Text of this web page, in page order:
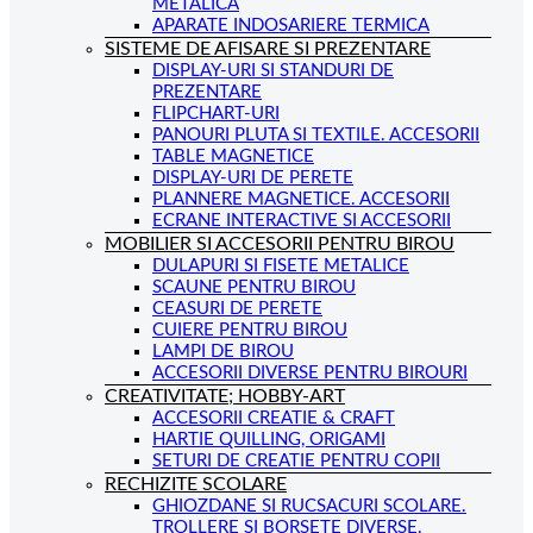
METALICA
APARATE INDOSARIERE TERMICA
SISTEME DE AFISARE SI PREZENTARE
DISPLAY-URI SI STANDURI DE
PREZENTARE
FLIPCHART-URI
PANOURI PLUTA SI TEXTILE. ACCESORII
TABLE MAGNETICE
DISPLAY-URI DE PERETE
PLANNERE MAGNETICE. ACCESORII
ECRANE INTERACTIVE SI ACCESORII
MOBILIER SI ACCESORII PENTRU BIROU
DULAPURI SI FISETE METALICE
SCAUNE PENTRU BIROU
CEASURI DE PERETE
CUIERE PENTRU BIROU
LAMPI DE BIROU
ACCESORII DIVERSE PENTRU BIROURI
CREATIVITATE; HOBBY-ART
ACCESORII CREATIE & CRAFT
HARTIE QUILLING, ORIGAMI
SETURI DE CREATIE PENTRU COPII
RECHIZITE SCOLARE
GHIOZDANE SI RUCSACURI SCOLARE.
TROLLERE SI BORSETE DIVERSE.